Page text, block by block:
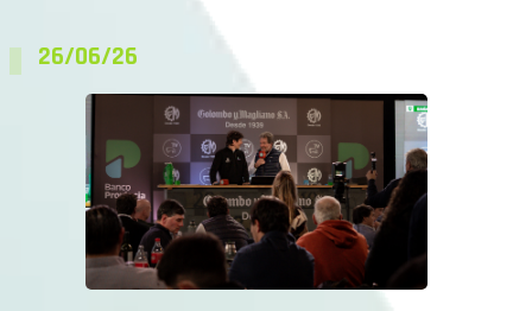
26/06/26